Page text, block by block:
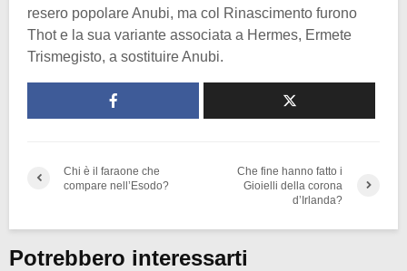
resero popolare Anubi, ma col Rinascimento furono
Thot e la sua variante associata a Hermes, Ermete
Trismegisto, a sostituire Anubi.
Chi è il faraone che
compare nell’Esodo?
Che fine hanno fatto i
Gioielli della corona
d’Irlanda?
Potrebbero interessarti